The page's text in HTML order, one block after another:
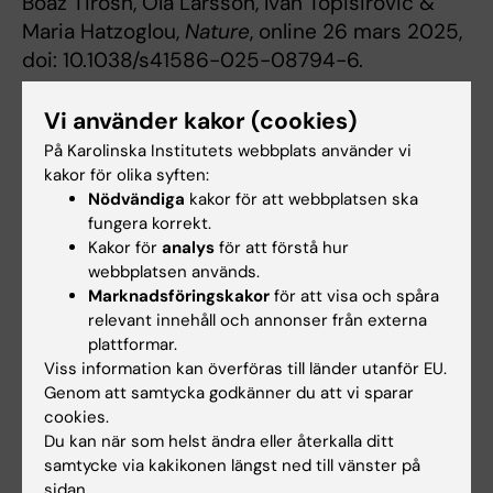
Maria Hatzoglou, Nature, online 26 mars 2025,
doi: 10.1038/s41586-025-08794-6.
Tags
SciLifeLab Cancer och onkologi
Cell- och molekylärbiologi
Neurodegenerativa sjukdomar
Uppdaterad av:
Erika Rindsjö 2026-04-27
Dela
Vi använder kakor (cookies)
På Karolinska Institutets webbplats använder vi
kakor för olika syften:
Nödvändiga kakor för att webbplatsen ska
fungera korrekt.
Kakor för analys för att förstå hur
webbplatsen används.
Marknadsföringskakor för att visa och spåra
relevant innehåll och annonser från externa
plattformar.
Viss information kan överföras till länder utanför EU.
Genom att samtycka godkänner du att vi sparar
cookies.
Du kan när som helst ändra eller återkalla ditt
samtycke via kakikonen längst ned till vänster på